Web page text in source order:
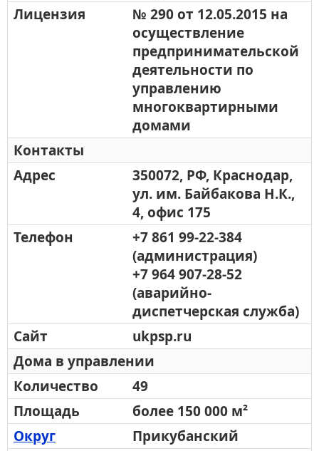
Лицензия
№ 290 от 12.05.2015 на
осуществление
предпринимательской
деятельности по
управлению
многоквартирными
домами
Контакты
Адрес
350072, РФ, Краснодар,
ул. им. Байбакова Н.К.,
4, офис 175
Телефон
+7 861 99-22-384
(администрация)
+7 964 907-28-52
(аварийно-
диспетчерская служба)
Сайт
ukpsp.ru
Дома в управлении
Количество
49
Площадь
более 150 000 м²
Округ
Прикубанский